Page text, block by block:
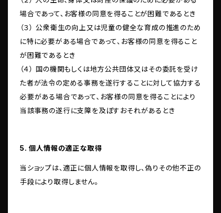
場合であって、お客様の同意を得ることが困難であるとき
（３） 公衆衛生の向上又は児童の健全な育成の推進のため
に特に必要がある場合であって、お客様の同意を得ること
が困難であるとき
（４） 国の機関もしくは地方公共団体又はその委託を受け
た者が法令の定める事務を遂行することに対して協力する
必要がある場合であって、お客様の同意を得ることにより
当該事務の遂行に支障を及ぼすおそれがあるとき
5. 個人情報の適正な取得
当ショップは、適正に個人情報を取得し、偽りその他不正の
手段により取得しません。